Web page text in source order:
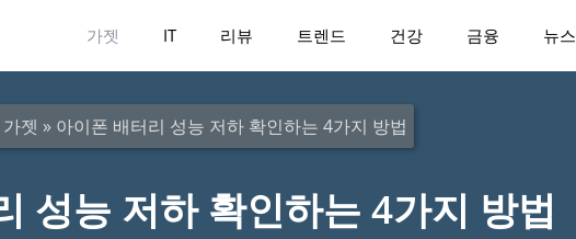
가젯 IT 리뷰 트렌드 건강 금융 뉴스
가젯 » 아이폰 배터리 성능 저하 확인하는 4가지 방법
성능 저하 확인하는 4가지 방법